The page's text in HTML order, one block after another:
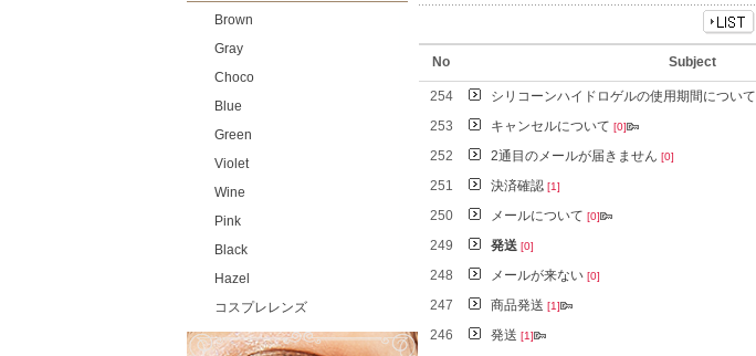
Brown
Gray
Choco
Blue
Green
Violet
Wine
Pink
Black
Hazel
コスプレレンズ
No Subject
254 シリコーンハイドロゲルの使用期間について
253
キャンセルについて [0]
252
2通目のメールが届きません [0]
251
決済確認 [1]
250
メールについて [0]
249
発送 [0]
248
メールが来ない [0]
247
商品発送 [1]
246
発送 [1]